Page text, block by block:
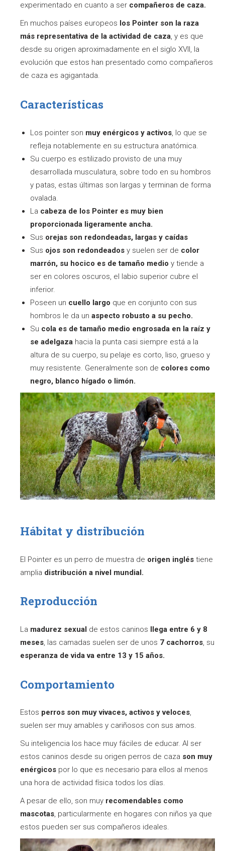
experimentado en cuanto a ser compañeros de caza.
En muchos países europeos los Pointer son la raza
más representativa de la actividad de caza, y es que
desde su origen aproximadamente en el siglo XVII, la
evolución que estos han presentado como compañeros
de caza es agigantada.
Características
Los pointer son muy enérgicos y activos, lo que se
refleja notablemente en su estructura anatómica.
Su cuerpo es estilizado provisto de una muy
desarrollada musculatura, sobre todo en su hombros
y patas, estas últimas son largas y terminan de forma
ovalada.
La cabeza de los Pointer es muy bien
proporcionada ligeramente ancha.
Sus orejas son redondeadas, largas y caídas
Sus ojos son redondeados y suelen ser de color
marrón, su hocico es de tamaño medio y tiende a
ser en colores oscuros, el labio superior cubre el
inferior.
Poseen un cuello largo que en conjunto con sus
hombros le da un aspecto robusto a su pecho.
Su cola es de tamaño medio engrosada en la raíz y
se adelgaza hacia la punta casi siempre está a la
altura de su cuerpo, su pelaje es corto, liso, grueso y
muy resistente. Generalmente son de colores como
negro, blanco hígado o limón.
Hábitat y distribución
El Pointer es un perro de muestra de origen inglés tiene
amplia distribución a nivel mundial.
Reproducción
La madurez sexual de estos caninos llega entre 6 y 8
meses, las camadas suelen ser de unos 7 cachorros, su
esperanza de vida va entre 13 y 15 años.
Comportamiento
Estos perros son muy vivaces, activos y veloces,
suelen ser muy amables y cariñosos con sus amos.
Su inteligencia los hace muy fáciles de educar. Al ser
estos caninos desde su origen perros de caza son muy
enérgicos por lo que es necesario para ellos al menos
una hora de actividad física todos los días.
A pesar de ello, son muy recomendables como
mascotas, particularmente en hogares con niños ya que
estos pueden ser sus compañeros ideales.